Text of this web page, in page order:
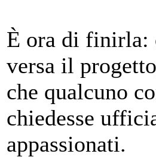
È ora di finirla:
versa il
che qualcuno
chiedesse
appassionati.